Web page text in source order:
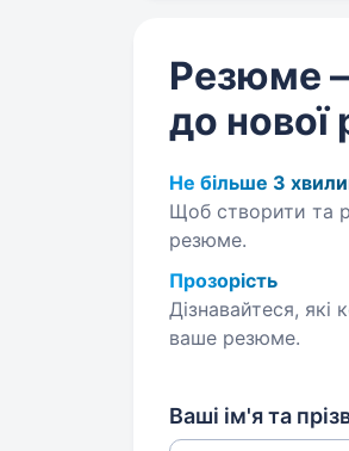
Резюме
до нової
Не більше 3
Щоб створити та
резюме.
Прозорість
Дізнавайтеся, які
ваше резюме.
Ваші ім'я та